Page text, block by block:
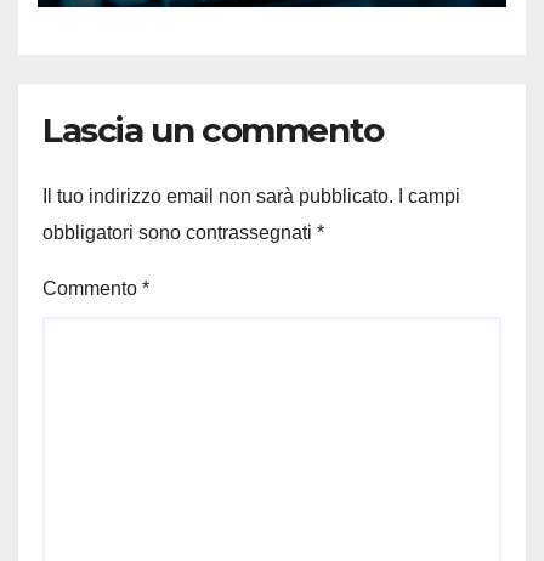
Lascia un commento
Il tuo indirizzo email non sarà pubblicato.
I campi
obbligatori sono contrassegnati *
Commento *